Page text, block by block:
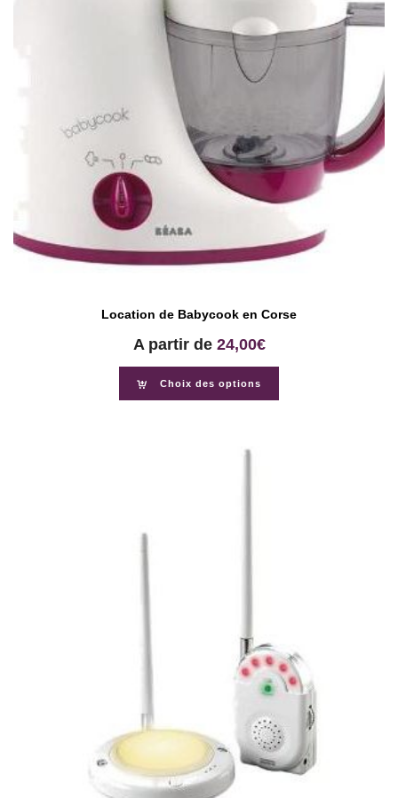
Location de Babycook en Corse
A partir de 24,00€
Choix des options